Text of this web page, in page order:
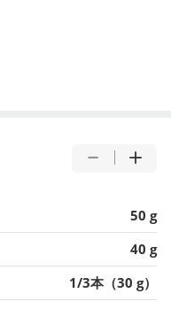
50 g
40 g
1/3本（30 g）